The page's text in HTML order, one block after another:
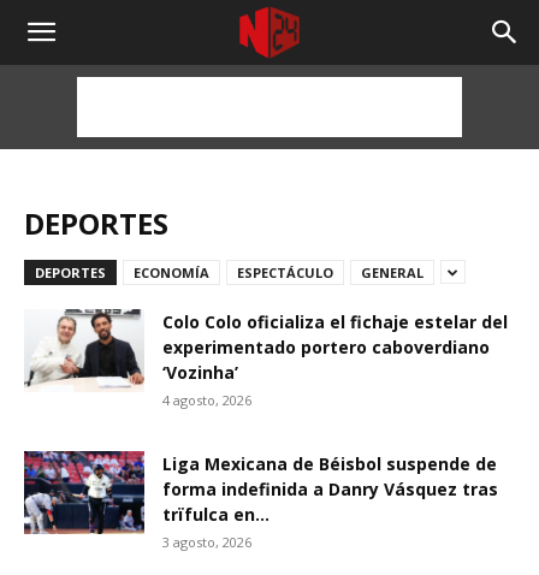
NOTICIAS
HORAS
DEPORTES
DEPORTES ECONOMÍA ESPECTÁCULO GENERAL
Colo Colo oficializa el fichaje estelar del
experimentado portero caboverdiano
‘Vozinha’
4 agosto, 2026
Liga Mexicana de Béisbol suspende de
forma indefinida a Danry Vásquez tras
trïfulca en...
3 agosto, 2026